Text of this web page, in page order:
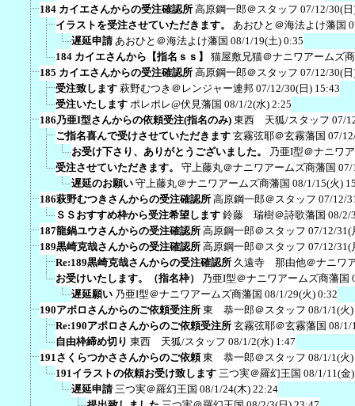
184 カイエさんからの受注確認所 高原鋼一郎＠スタッフ 07/12/30(
イラストを受注させていただきます。
あおひと＠海法よけ藩国
遅延申請 あおひと＠海法よけ藩国 08/1/19(土) 0:35
184 カイエさんから【指名ｓｓ】
猫屋敷兄猫＠ナニワアームズ
185 カイエさんからの受注確認所 高原鋼一郎＠スタッフ 07/12/30(
受注致します 萩野むつき＠レンジャー連邦 07/12/30(日) 15:43
受注いたします ポレポレ@伏見藩国 08/1/2(水) 2:25
186乃亜I型さんからの依頼受注(指名のみ) 東西 天狐/スタッフ 07/
ご指名喜んで受けさせていただきます 玄霧弦耶＠玄霧藩国 07/
お受け下さり、ありがとうございました。
乃亜I型＠ナニワ
受注させていただきます。
守上藤丸＠ナニワアームズ商藩国 07/
遅延のお願い 守上藤丸＠ナニワアームズ商藩国 08/1/15(火)
186萩野むつきさんからの受注確認所 高原鋼一郎＠スタッフ 07/12/
ＳＳおすすめ枠から受注希望します 鈴藤 瑞樹＠詩歌藩国 08/2/
187龍鍋ユウさんからの受注確認所 高原鋼一郎＠スタッフ 07/12/31(
189黒崎克哉さんからの受注確認所 高原鋼一郎＠スタッフ 07/12/31(
Re:189黒崎克哉さんからの受注確認所 久遠寺 那由他＠ナニワ
お受けいたします。（指名枠）
乃亜I型＠ナニワアームズ商藩国
遅延願い 乃亜I型＠ナニワアームズ商藩国 08/1/29(火) 0:32
190アポロさんからのご依頼受注所 東 恭一郎＠スタッフ 08/1/1(火
Re:190アポロさんからのご依頼受注所 玄霧弦耶＠玄霧藩国 08/1/
自由枠締め切り 東西 天狐/スタッフ 08/1/2(水) 1:47
191さくらつかささんからのご依頼 東 恭一郎＠スタッフ 08/1/1(火
191イラストの依頼お受け致します 三つ実＠羅幻王国 08/1/11(金
遅延申請 三つ実＠羅幻王国 08/1/24(木) 22:24